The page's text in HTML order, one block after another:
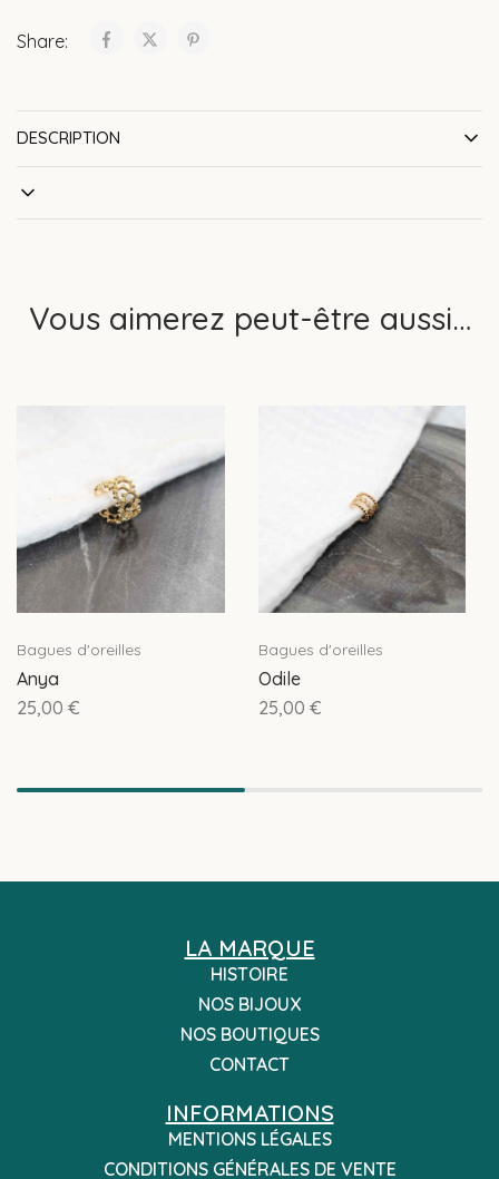
Share:
DESCRIPTION
Vous aimerez peut-être aussi…
Bagues d'oreilles
Anya
25,00 €
Bagues d'oreilles
Odile
25,00 €
LA MARQUE
HISTOIRE
NOS BIJOUX
NOS BOUTIQUES
CONTACT
INFORMATIONS
MENTIONS LÉGALES
CONDITIONS GÉNÉRALES DE VENTE